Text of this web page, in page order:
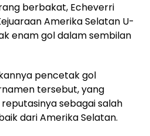
berbakat, Echeverri
Amerika Selatan U-
enam gol dalam sembilan
pencetak gol
tersebut, yang
sebagai salah
dari Amerika Selatan.